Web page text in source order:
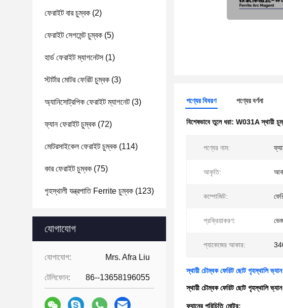
ফেরাইট বার চুম্বক (2)
ফেরাইট সেগমেন্ট চুম্বক (5)
হার্ড ফেরাইট ম্যাগনেটস(1)
স্টার্টার মোটর ফেরিট চুম্বক (3)
অ্যানিসোট্রপিক ফেরাইট ম্যাগনেট(3)
ফ্যান ফেরাইট চুম্বক (72)
মোটরসাইকেল ফেরাইট চুম্বক (114)
কার ফেরাইট চুম্বক (75)
গৃহস্থালী যন্ত্রপাতি Ferrite চুম্বক (123)
যোগাযোগ
যোগাযোগ: Mrs. Afra Liu
টেলিফোন: 86--13658196055
পণ্যের বিবরণ পণ্যের বর্ণনা
বিশেষভাবে তুলে ধরা: W031A স্থায়ী
পণ্যের নাম:
আকৃতি:
কম্পোজিট:
প্রক্রিয়াকরণ:
প্যাকেজের আকার:
স্থায়ী চৌম্বক ফেরিট ছোট গৃহস্থালি
স্থায়ী চৌম্বক ফেরিট ছোট গৃহস্থালি
ফ্যানের পরিচিতি মোটর: